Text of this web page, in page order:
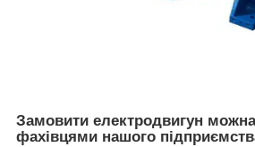
Замовити електродвигун
фахівцями нашого